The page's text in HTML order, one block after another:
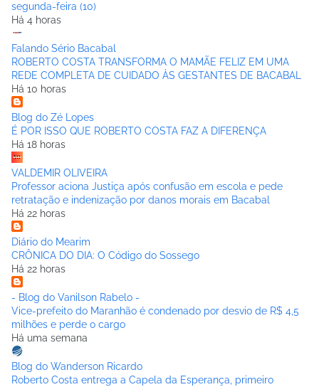
segunda-feira (10)
Há 4 horas
Falando Sério Bacabal
ROBERTO COSTA TRANSFORMA O MAMÃE FELIZ EM UMA
REDE COMPLETA DE CUIDADO ÀS GESTANTES DE BACABAL
Há 10 horas
Blog do Zé Lopes
É POR ISSO QUE ROBERTO COSTA FAZ A DIFERENÇA
Há 18 horas
VALDEMIR OLIVEIRA
Professor aciona Justiça após confusão em escola e pede
retratação e indenização por danos morais em Bacabal
Há 22 horas
Diário do Mearim
CRÔNICA DO DIA: O Código do Sossego
Há 22 horas
- Blog do Vanilson Rabelo -
Vice-prefeito do Maranhão é condenado por desvio de R$ 4,5
milhões e perde o cargo
Há uma semana
Blog do Wanderson Ricardo
Roberto Costa entrega a Capela da Esperança, primeiro